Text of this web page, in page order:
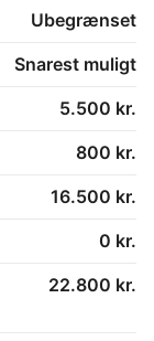
Ubegrænset
Snarest muligt
5.500 kr.
800 kr.
16.500 kr.
0 kr.
22.800 kr.